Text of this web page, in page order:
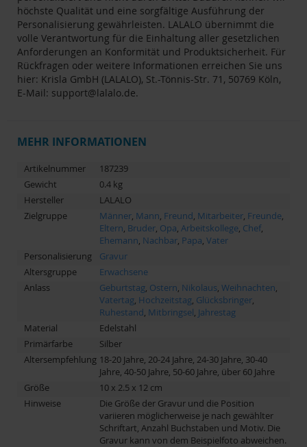
höchste Qualität und eine sorgfältige Ausführung der
Personalisierung gewährleisten. LALALO übernimmt die
volle Verantwortung für die Einhaltung aller gesetzlichen
Anforderungen an Konformität und Produktsicherheit. Für
Rückfragen oder weitere Informationen erreichen Sie uns
hier: Krisla GmbH (LALALO), St.-Tönnis-Str. 71, 50769 Köln,
E-Mail: support@lalalo.de.
MEHR INFORMATIONEN
Artikelnummer
187239
Gewicht
0.4 kg
Hersteller
LALALO
Zielgruppe
Männer, Mann, Freund, Mitarbeiter, Freunde,
Eltern, Bruder, Opa, Arbeitskollege, Chef,
Ehemann, Nachbar, Papa, Vater
Personalisierung
Gravur
Altersgruppe
Erwachsene
Anlass
Geburtstag, Ostern, Nikolaus, Weihnachten,
Vatertag, Hochzeitstag, Glücksbringer,
Ruhestand, Mitbringsel, Jahrestag
Material
Edelstahl
Primärfarbe
Silber
Altersempfehlung 18-20 Jahre, 20-24 Jahre, 24-30 Jahre, 30-40
Jahre, 40-50 Jahre, 50-60 Jahre, über 60 Jahre
Größe
10 x 2.5 x 12 cm
Hinweise
Die Größe der Gravur und die Position
variieren möglicherweise je nach gewählter
Schriftart, Anzahl Buchstaben und Motiv. Die
Gravur kann von dem Beispielfoto abweichen.